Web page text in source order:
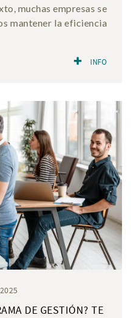
muchas empresas se
mantener la eficiencia
INFO
DE GESTIÓN? TE